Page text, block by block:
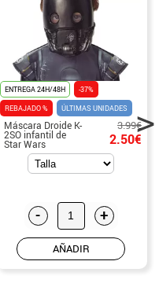
ENTREGA 24H/48H
-37%
REBAJADO %
ÚLTIMAS UNIDADES
Máscara Droide K-
2SO infantil de
Star Wars
3.99€
2.50€
- +
AÑADIR